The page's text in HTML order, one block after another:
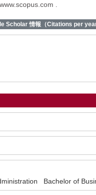
.
Scholar 情報（Citations per year
Bachelor of